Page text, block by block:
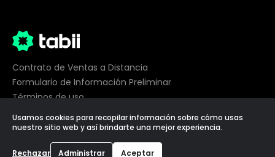
©2026tabii, Todos los derechos reservados
Contrato de Ventas a Distancia
Formulario de Información Preliminar
Términos de uso
Privacidad
Preferencias de cookies
Usamos cookies para recopilar información sobre cómo usas
nuestro sitio web y así brindarte una mejor experiencia.
Rechazar Administrar Aceptar